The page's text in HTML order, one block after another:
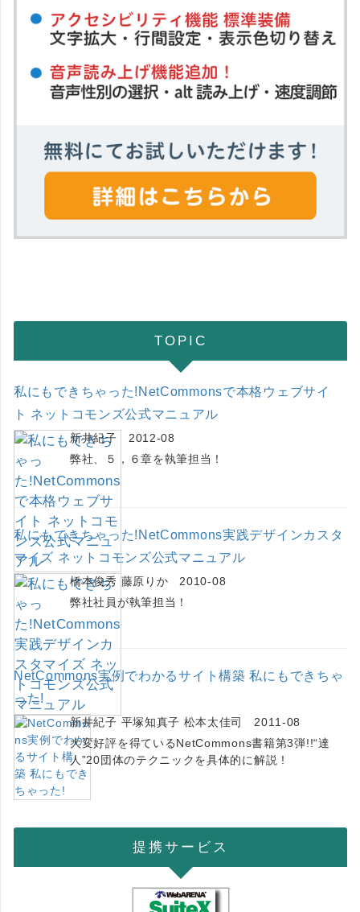
TOPIC
私にもできちゃった!NetCommonsで本格ウェブサイ
ト ネットコモンズ公式マニュアル
新井紀子 2012-08
弊社、５，６章を執筆担当！
私にもできちゃった!NetCommons実践デザインカスタ
マイズ ネットコモンズ公式マニュアル
橋本俊秀 藤原りか 2010-08
弊社社員が執筆担当！
NetCommons実例でわかるサイト構築 私にもできちゃ
った!
新井紀子 平塚知真子 松本太佳司 2011-08
大変好評を得ているNetCommons書籍第3弾!!“達
人”20団体のテクニックを具体的に解説 !
提携サービス